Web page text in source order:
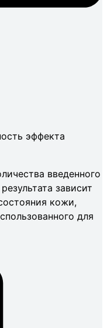
эффекта
введенного
зависит
кожи,
для